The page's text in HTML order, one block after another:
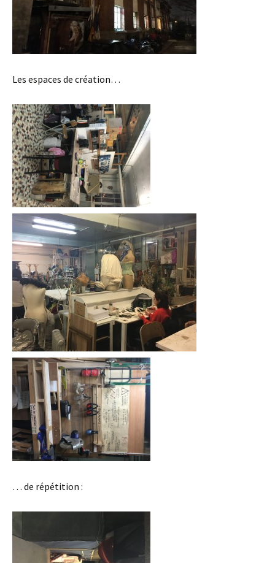
Les espaces de création…
… de répétition :